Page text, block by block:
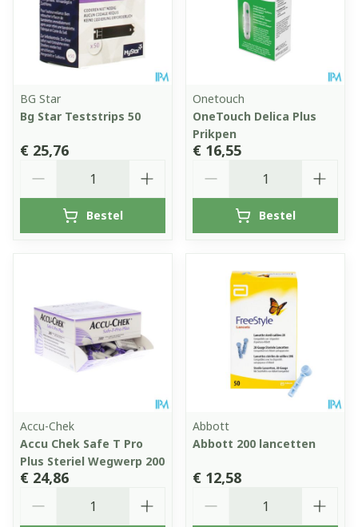
BG Star
Bg Star Teststrips 50
€ 25,76
Bestel
Onetouch
OneTouch Delica Plus
Prikpen
€ 16,55
Bestel
Accu-Chek
Accu Chek Safe T Pro
Plus Steriel Wegwerp 200
€ 24,86
Abbott
Abbott 200 lancetten
€ 12,58